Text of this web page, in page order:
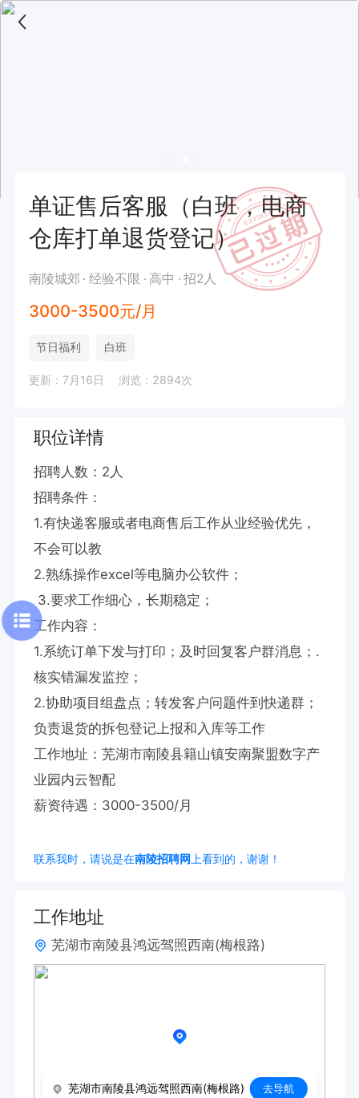
单证售后客服（白班，电商
仓库打单退货登记）
南陵城郊 经验不限 高中 招2人
3000-3500元/月
节日福利 白班
更新：7月16日 浏览：2894次
职位详情
招聘人数：2人
招聘条件：
1.有快递客服或者电商售后工作从业经验优先，
不会可以教
2.熟练操作excel等电脑办公软件；
3.要求工作细心，长期稳定；
工作内容：
1.系统订单下发与打印；及时回复客户群消息；.
核实错漏发监控；
2.协助项目组盘点；转发客户问题件到快递群；
负责退货的拆包登记上报和入库等工作
工作地址：芜湖市南陵县籍山镇安南聚盟数字产
业园内云智配
薪资待遇：3000-3500/月
联系我时，请说是在南陵招聘网 上看到的，谢谢！
工作地址
芜湖市南陵县鸿远驾照西南(梅根路)
芜湖市南陵县鸿远驾照西南(梅根路) 去导航